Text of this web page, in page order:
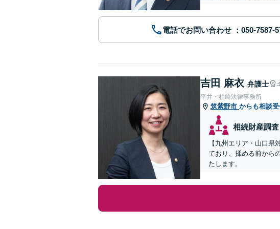
電話でお問い合わせ
吉田 麻衣 弁護士
平井・柏﨑法律事務所
筑紫野市 からも相談受
相続財産調
【九州エリア・山口
ており、揉める前から
たします。